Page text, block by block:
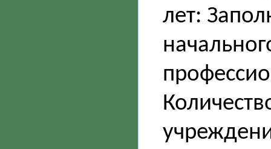
лет: